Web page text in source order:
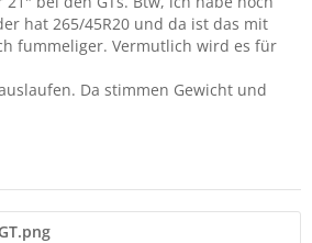
hat 265/45R20 und da ist das mit
fummeliger. Vermutlich wird es für
Da stimmen Gewicht und